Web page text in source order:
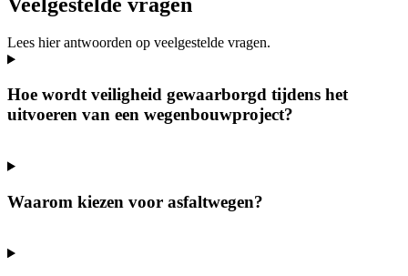
Lees hier antwoorden op veelgestelde vragen.
Hoe wordt veiligheid gewaarborgd tijdens het
uitvoeren van een wegenbouwproject?
Waarom kiezen voor asfaltwegen?